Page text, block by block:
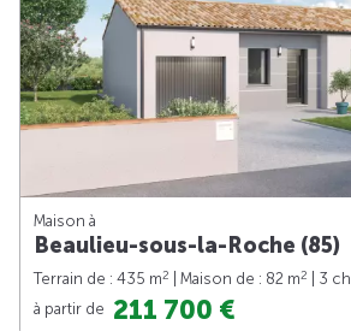
Maison à
Beaulieu-sous-la-Roche (85)
Terrain de : 435 m2 | Maison de : 82 m2
| 3 ch.
à partir de 211 700 €